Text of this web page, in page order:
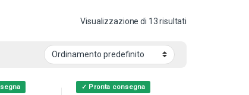
Visualizzazione di 13 risultati
✓ Pronta consegna